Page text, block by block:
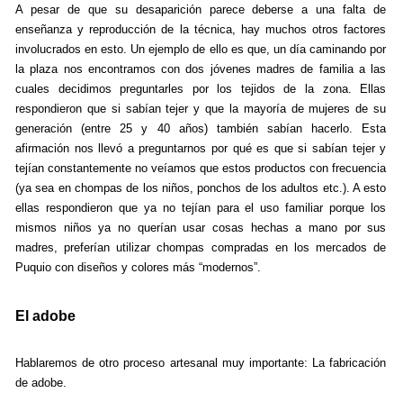
A pesar de que su desaparición parece deberse a una falta de
enseñanza y reproducción de la técnica, hay muchos otros factores
involucrados en esto. Un ejemplo de ello es que, un día caminando por
la plaza nos encontramos con dos jóvenes madres de familia a las
cuales decidimos preguntarles por los tejidos de la zona. Ellas
respondieron que si sabían tejer y que la mayoría de mujeres de su
generación (entre 25 y 40 años) también sabían hacerlo. Esta
afirmación nos llevó a preguntarnos por qué es que si sabían tejer y
tejían constantemente no veíamos que estos productos con frecuencia
(ya sea en chompas de los niños, ponchos de los adultos etc.). A esto
ellas respondieron que ya no tejían para el uso familiar porque los
mismos niños ya no querían usar cosas hechas a mano por sus
madres, preferían utilizar chompas compradas en los mercados de
Puquio con diseños y colores más “modernos”.
El adobe
Hablaremos de otro proceso artesanal muy importante: La fabricación
de adobe.